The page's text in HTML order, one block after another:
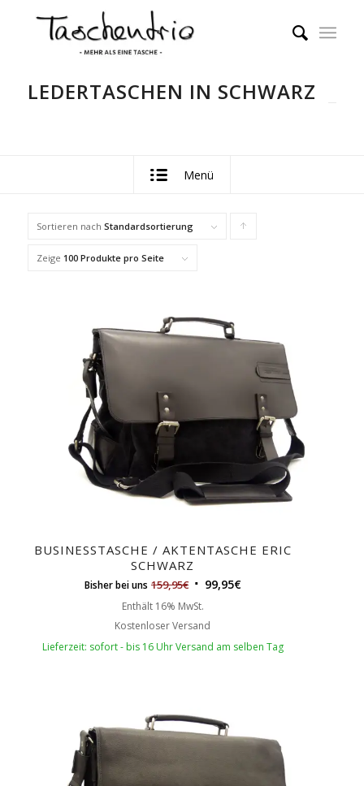
LEDERTASCHEN IN SCHWARZ
Menü
Sortieren nach Standardsortierung
in
aufsteigender
Reihenfolge
sortieren
Zeige 100 Produkte pro Seite
BUSINESSTASCHE / AKTENTASCHE ERIC
SCHWARZ
Bisher bei uns 159,95€ 99,95€
Enthält 16% MwSt.
Kostenloser Versand
Lieferzeit: sofort - bis 16 Uhr Versand am selben Tag